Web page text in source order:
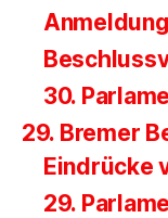
Anmeldung
30.
29. Bremer
Eindrücke
29.